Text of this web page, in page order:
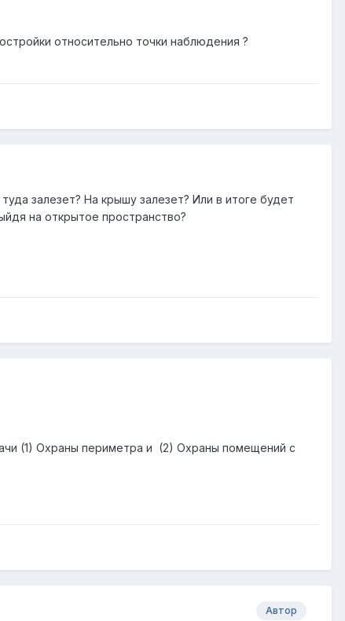
относительно точки наблюдения ?
залезет? На крышу залезет? Или в итоге будет
на открытое пространство?
(1) Охраны периметра и (2) Охраны помещений с
Автор